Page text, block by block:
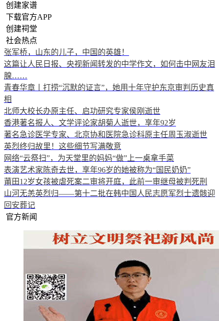
创建家谱
下载官方APP
创建祠堂
社会热点
张军桥，山东的儿子，中国的英雄！
这篇让人民日报、央视新闻转发的中学作文，如何击中网友泪
腺……
青春华章丨打捞“沉默的证言”，她用十年守护东京审判历史真
相
北师大校长办原主任、启功研究专家侯刚逝世
香港著名报人、文学评论家胡菊人逝世，享年92岁
著名急诊医学专家、北京协和医院急诊科原主任周玉淑逝世
英烈终归故里！这些细节写满敬意
网络“云祭扫”，为天堂里的妈妈“做”上一桌拿手菜
表演艺术家陈奇去世，享年96岁的她被称为“国民奶奶”
莆田12岁女孩被虐死案二审将开庭，此前一审继母被判死刑
山河无恙英烈归——第十二批在韩中国人民志愿军烈士遗骸迎
回安葬记
官方新闻